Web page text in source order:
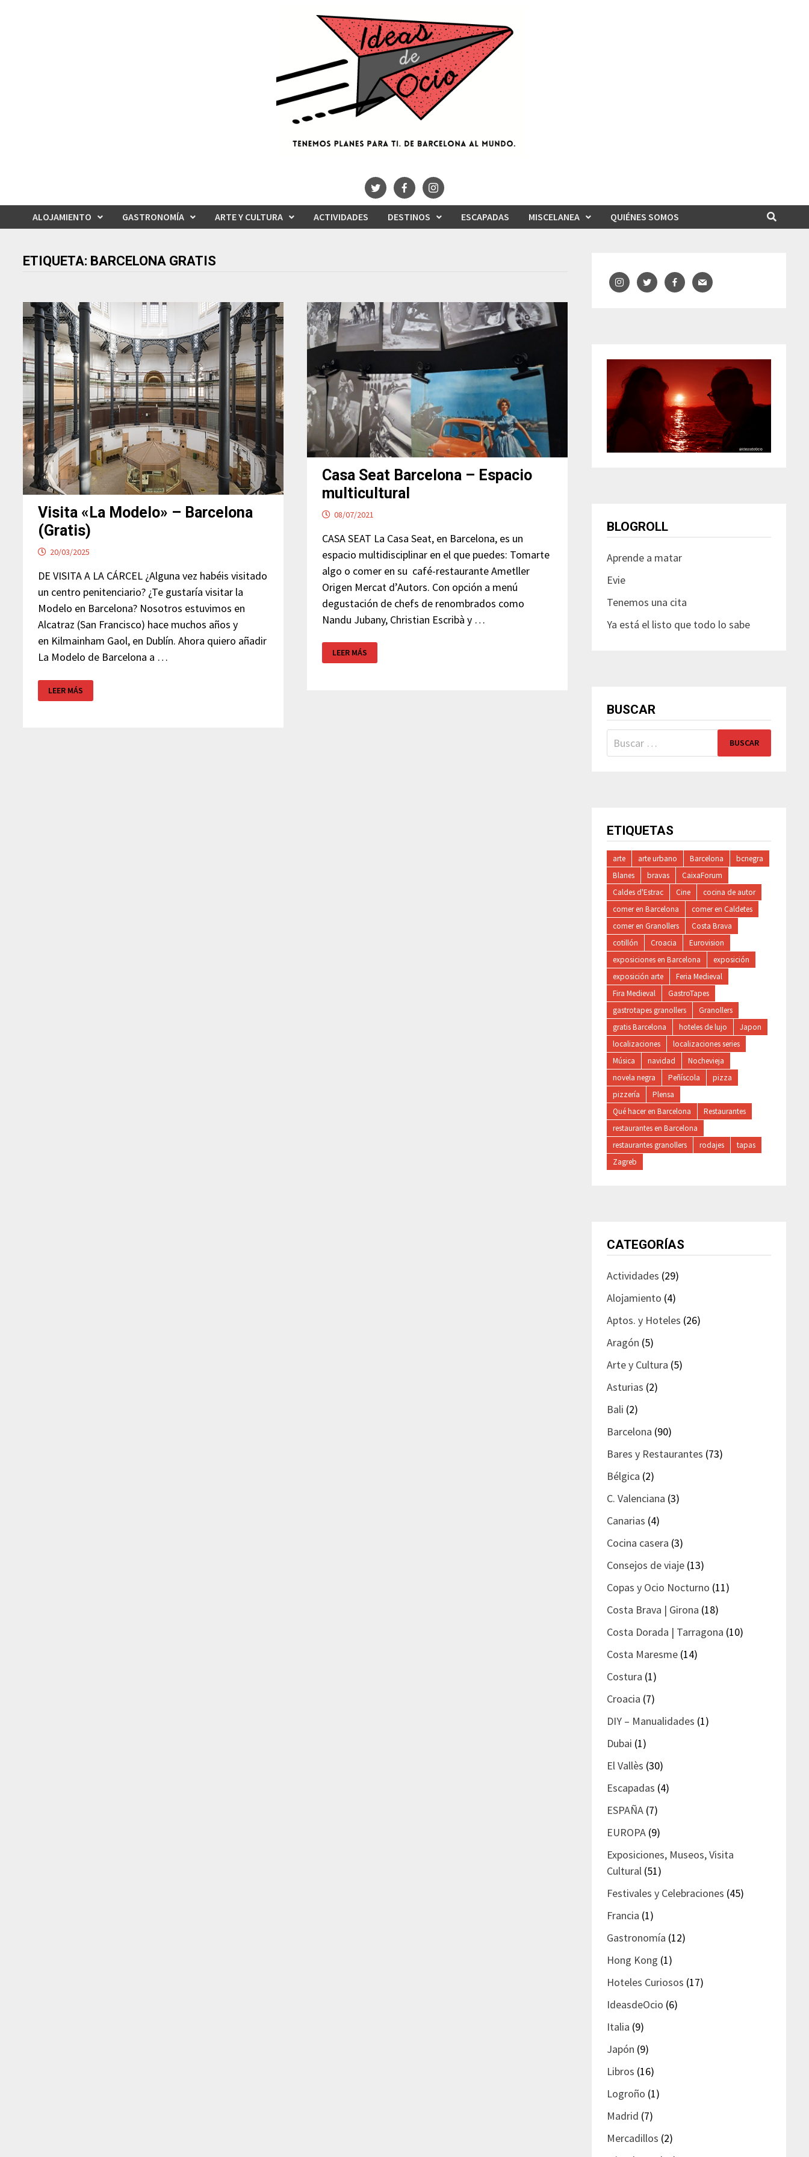
ALOJAMIENTO GASTRONOMÍA ARTE Y CULTURA ACTIVIDADES DESTINOS ESCAPADAS MISCELANEA QUIÉNES SOMOS
ETIQUETA: BARCELONA GRATIS
Visita «La Modelo» – Barcelona
(Gratis)
20/03/2025
DE VISITA A LA CÁRCEL ¿Alguna vez habéis visitado
un centro penitenciario? ¿Te gustaría visitar la
Modelo en Barcelona? Nosotros estuvimos en
Alcatraz (San Francisco) hace muchos años y
en Kilmainham Gaol, en Dublín. Ahora quiero añadir
La Modelo de Barcelona a …
«LA
MODELO»
LEER MÁS
Casa Seat Barcelona – Espacio
multicultural
08/07/2021
CASA SEAT La Casa Seat, en Barcelona, es un
espacio multidisciplinar en el que puedes: Tomarte
algo o comer en su café-restaurante Ametller
Origen Mercat d’Autors. Con opción a menú
degustación de chefs de renombrados como
Nandu Jubany, Christian Escribà y …
CASA
SEAT
BARCELONA
LEER MÁS
BLOGROLL
Aprende a matar
Evie
Tenemos una cita
Ya está el listo que todo lo sabe
BUSCAR
Buscar:
ETIQUETAS
arte arte urbano Barcelona
bcnegra
Blanes
bravas
CaixaForum
Caldes d'Estrac
Cine
cocina de autor
comer en Barcelona
comer en Caldetes
comer en Granollers
Costa Brava
cotillón
Croacia
Eurovision
exposiciones en Barcelona
exposición
exposición arte
Feria Medieval
Fira Medieval
GastroTapes
gastrotapes granollers
Granollers
gratis Barcelona
hoteles de lujo
Japon
localizaciones
localizaciones series
Música
navidad
Nochevieja
novela negra
Peñíscola
pizza
pizzería
Plensa
Qué hacer en Barcelona
Restaurantes
restaurantes en Barcelona
restaurantes granollers
rodajes
tapas
Zagreb
CATEGORÍAS
Actividades (29)
Alojamiento (4)
Aptos. y Hoteles (26)
Aragón (5)
Arte y Cultura (5)
Asturias (2)
Bali (2)
Barcelona (90)
Bares y Restaurantes (73)
Bélgica (2)
C. Valenciana (3)
Canarias (4)
Cocina casera (3)
Consejos de viaje (13)
Copas y Ocio Nocturno (11)
Costa Brava | Girona (18)
Costa Dorada | Tarragona (10)
Costa Maresme (14)
Costura (1)
Croacia (7)
DIY – Manualidades (1)
Dubai (1)
El Vallès (30)
Escapadas (4)
ESPAÑA (7)
EUROPA (9)
Exposiciones, Museos, Visita
Cultural (51)
Festivales y Celebraciones (45)
Francia (1)
Gastronomía (12)
Hong Kong (1)
Hoteles Curiosos (17)
IdeasdeOcio (6)
Italia (9)
Japón (9)
Libros (16)
Logroño (1)
Madrid (7)
Mercadillos (2)